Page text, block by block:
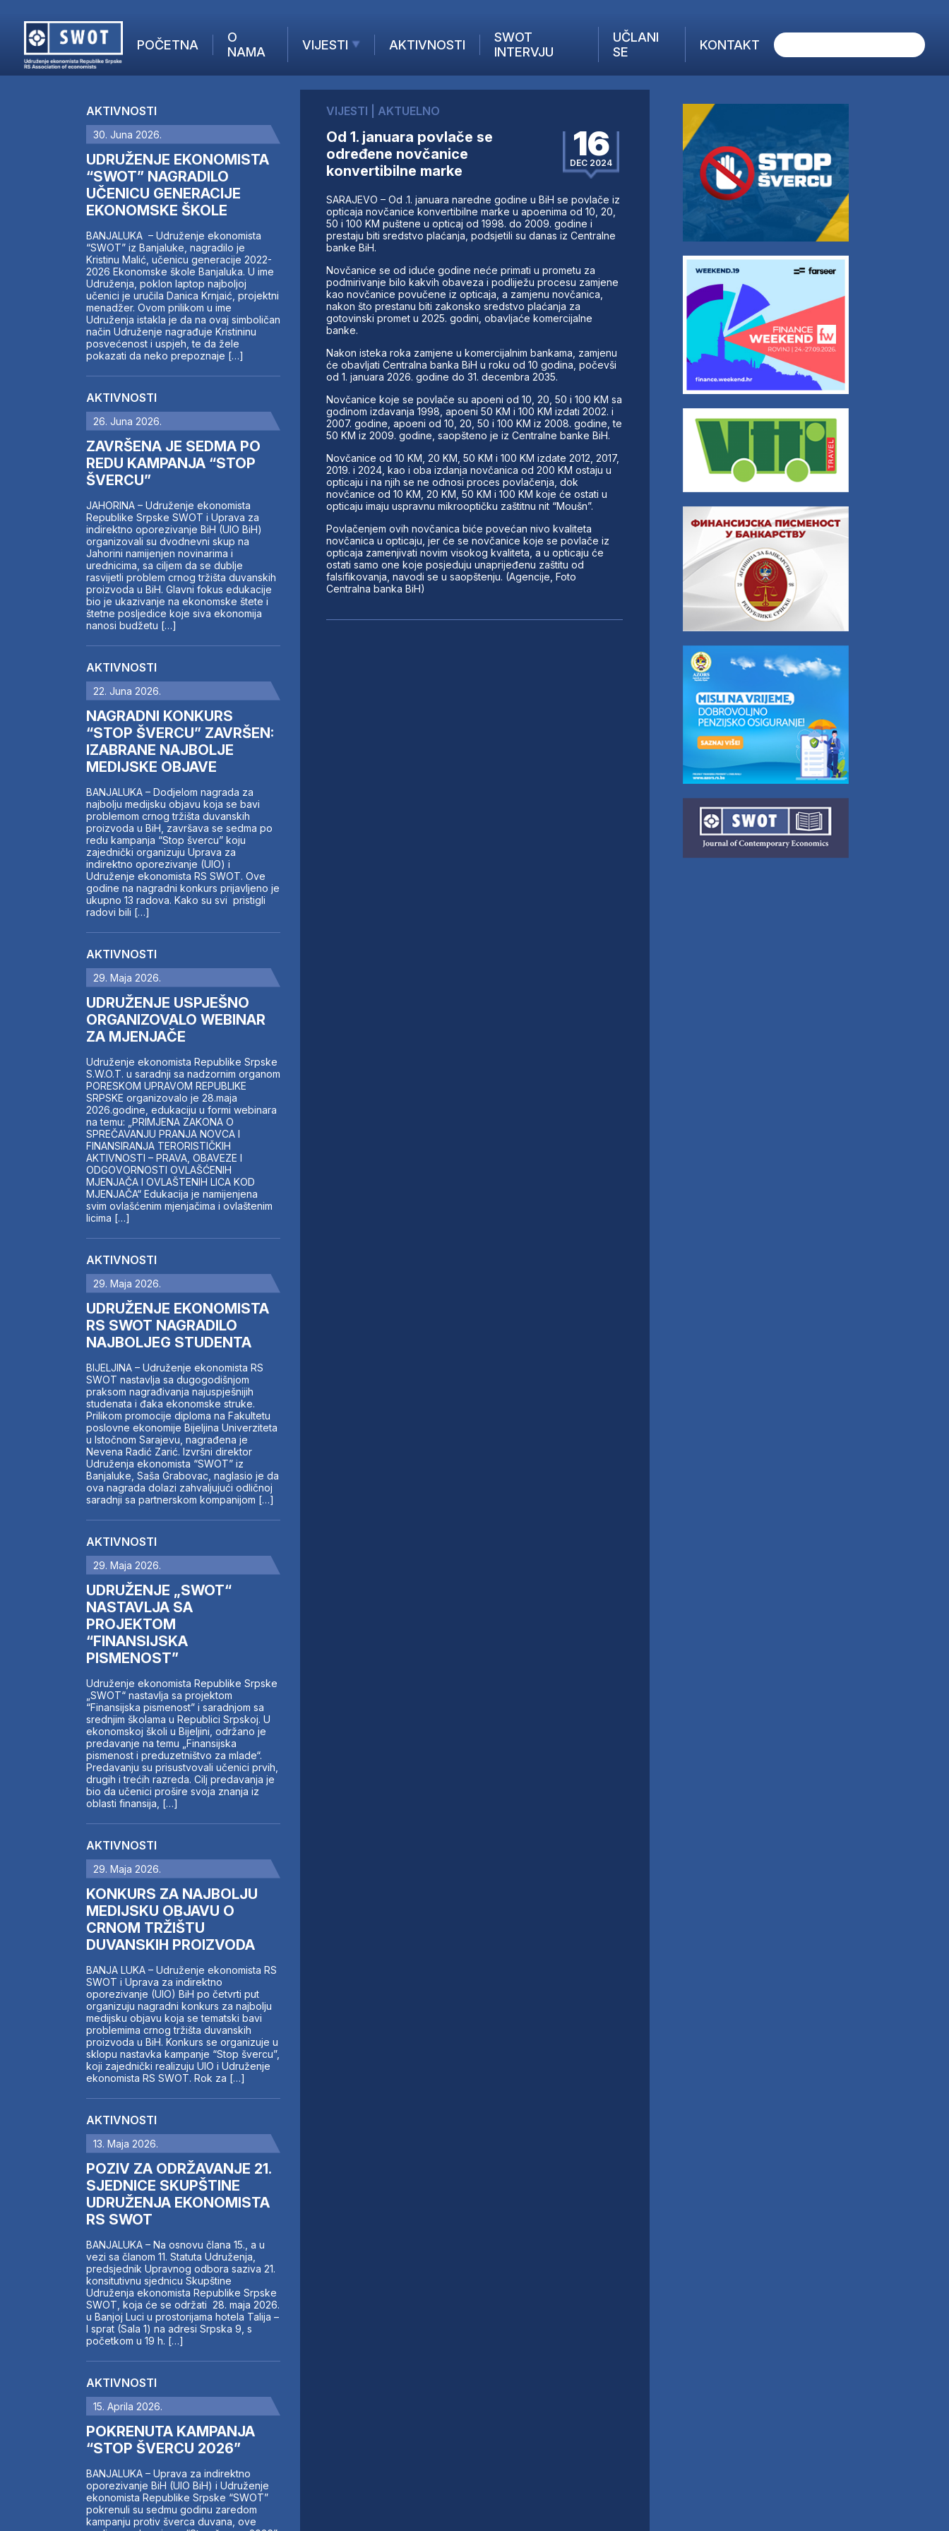
POČETNA
O
NAMA
VIJESTI
AKTUELNO
KOMPANIJE
FINANSIJE
IZ STRANIH MEDIJA
AKTIVNOSTI
SWOT
INTERVJU
UČLANI
SE
KONTAKT
AKTUELNO
ANALIZE
KOMPANIJE
FINANSIJE
IZ STRANIH MEDIJA
AKTIVNOSTI
SWOT INTERVJU
UČLANI SE
KONTAKT
AKTIVNOSTI
30. Juna 2026.
UDRUŽENJE EKONOMISTA
“SWOT” NAGRADILO
UČENICU GENERACIJE
EKONOMSKE ŠKOLE
BANJALUKA – Udruženje ekonomista
“SWOT” iz Banjaluke, nagradilo je
Kristinu Malić, učenicu generacije 2022-
2026 Ekonomske škole Banjaluka. U ime
Udruženja, poklon laptop najboljoj
učenici je uručila Danica Krnjaić, projektni
menadžer. Ovom prilikom u ime
Udruženja istakla je da na ovaj simboličan
način Udruženje nagrađuje Kristininu
posvećenost i uspjeh, te da žele
pokazati da neko prepoznaje […]
AKTIVNOSTI
26. Juna 2026.
ZAVRŠENA JE SEDMA PO
REDU KAMPANJA “STOP
ŠVERCU”
JAHORINA – Udruženje ekonomista
Republike Srpske SWOT i Uprava za
indirektno oporezivanje BiH (UIO BiH)
organizovali su dvodnevni skup na
Jahorini namijenjen novinarima i
urednicima, sa ciljem da se dublje
rasvijetli problem crnog tržišta duvanskih
proizvoda u BiH. Glavni fokus edukacije
bio je ukazivanje na ekonomske štete i
štetne posljedice koje siva ekonomija
nanosi budžetu […]
AKTIVNOSTI
22. Juna 2026.
NAGRADNI KONKURS
“STOP ŠVERCU” ZAVRŠEN:
IZABRANE NAJBOLJE
MEDIJSKE OBJAVE
BANJALUKA – Dodjelom nagrada za
najbolju medijsku objavu koja se bavi
problemom crnog tržišta duvanskih
proizvoda u BiH, završava se sedma po
redu kampanja “Stop švercu” koju
zajednički organizuju Uprava za
indirektno oporezivanje (UIO) i
Udruženje ekonomista RS SWOT. Ove
godine na nagradni konkurs prijavljeno je
ukupno 13 radova. Kako su svi pristigli
radovi bili […]
AKTIVNOSTI
29. Maja 2026.
UDRUŽENJE USPJEŠNO
ORGANIZOVALO WEBINAR
ZA MJENJAČE
Udruženje ekonomista Republike Srpske
S.W.O.T. u saradnji sa nadzornim organom
PORESKOM UPRAVOM REPUBLIKE
SRPSKE organizovalo je 28.maja
2026.godine, edukaciju u formi webinara
na temu: „PRIMJENA ZAKONA O
SPREČAVANJU PRANJA NOVCA I
FINANSIRANJA TERORISTIČKIH
AKTIVNOSTI – PRAVA, OBAVEZE I
ODGOVORNOSTI OVLAŠĆENIH
MJENJAČA I OVLAŠTENIH LICA KOD
MJENJAČA“ Edukacija je namijenjena
svim ovlašćenim mjenjačima i ovlaštenim
licima […]
AKTIVNOSTI
29. Maja 2026.
UDRUŽENJE EKONOMISTA
RS SWOT NAGRADILO
NAJBOLJEG STUDENTA
BIJELJINA – Udruženje ekonomista RS
SWOT nastavlja sa dugogodišnjom
praksom nagrađivanja najuspješnijih
studenata i đaka ekonomske struke.
Prilikom promocije diploma na Fakultetu
poslovne ekonomije Bijeljina Univerziteta
u Istočnom Sarajevu, nagrađena je
Nevena Radić Zarić. Izvršni direktor
Udruženja ekonomista “SWOT” iz
Banjaluke, Saša Grabovac, naglasio je da
ova nagrada dolazi zahvaljujući odličnoj
saradnji sa partnerskom kompanijom […]
AKTIVNOSTI
29. Maja 2026.
UDRUŽENJE „SWOT“
NASTAVLJA SA
PROJEKTOM
“FINANSIJSKA
PISMENOST”
Udruženje ekonomista Republike Srpske
„SWOT“ nastavlja sa projektom
“Finansijska pismenost” i saradnjom sa
srednjim školama u Republici Srpskoj. U
ekonomskoj školi u Bijeljini, održano je
predavanje na temu „Finansijska
pismenost i preduzetništvo za mlade“.
Predavanju su prisustvovali učenici prvih,
drugih i trećih razreda. Cilj predavanja je
bio da učenici prošire svoja znanja iz
oblasti finansija, […]
AKTIVNOSTI
29. Maja 2026.
KONKURS ZA NAJBOLJU
MEDIJSKU OBJAVU O
CRNOM TRŽIŠTU
DUVANSKIH PROIZVODA
BANJA LUKA – Udruženje ekonomista RS
SWOT i Uprava za indirektno
oporezivanje (UIO) BiH po četvrti put
organizuju nagradni konkurs za najbolju
medijsku objavu koja se tematski bavi
problemima crnog tržišta duvanskih
proizvoda u BiH. Konkurs se organizuje u
sklopu nastavka kampanje “Stop švercu”,
koji zajednički realizuju UIO i Udruženje
ekonomista RS SWOT. Rok za […]
AKTIVNOSTI
13. Maja 2026.
POZIV ZA ODRŽAVANJE 21.
SJEDNICE SKUPŠTINE
UDRUŽENJA EKONOMISTA
RS SWOT
BANJALUKA – Na osnovu člana 15., a u
vezi sa članom 11. Statuta Udruženja,
predsjednik Upravnog odbora saziva 21.
konsitutivnu sjednicu Skupštine
Udruženja ekonomista Republike Srpske
SWOT, koja će se održati 28. maja 2026.
u Banjoj Luci u prostorijama hotela Talija –
I sprat (Sala 1) na adresi Srpska 9, s
početkom u 19 h. […]
AKTIVNOSTI
15. Aprila 2026.
POKRENUTA KAMPANJA
“STOP ŠVERCU 2026”
BANJALUKA – Uprava za indirektno
oporezivanje BiH (UIO BiH) i Udruženje
ekonomista Republike Srpske “SWOT”
pokrenuli su sedmu godinu zaredom
kampanju protiv šverca duvana, ove
VIJESTI AKTUELNO
Od 1. januara povlače se
određene novčanice
konvertibilne marke
16
DEC 2024
SARAJEVO – Od .1. januara naredne godine u BiH se povlače iz
opticaja novčanice konvertibilne marke u apoenima od 10, 20,
50 i 100 KM puštene u opticaj od 1998. do 2009. godine i
prestaju biti sredstvo plaćanja, podsjetili su danas iz Centralne
banke BiH.
Novčanice se od iduće godine neće primati u prometu za
podmirivanje bilo kakvih obaveza i podliježu procesu zamjene
kao novčanice povučene iz opticaja, a zamjenu novčanica,
nakon što prestanu biti zakonsko sredstvo plaćanja za
gotovinski promet u 2025. godini, obavljaće komercijalne
banke.
Nakon isteka roka zamjene u komercijalnim bankama, zamjenu
će obavljati Centralna banka BiH u roku od 10 godina, počevši
od 1. januara 2026. godine do 31. decembra 2035.
Novčanice koje se povlače su apoeni od 10, 20, 50 i 100 KM sa
godinom izdavanja 1998, apoeni 50 KM i 100 KM izdati 2002. i
2007. godine, apoeni od 10, 20, 50 i 100 KM iz 2008. godine, te
50 KM iz 2009. godine, saopšteno je iz Centralne banke BiH.
Novčanice od 10 KM, 20 KM, 50 KM i 100 KM izdate 2012, 2017,
2019. i 2024, kao i oba izdanja novčanica od 200 KM ostaju u
opticaju i na njih se ne odnosi proces povlačenja, dok
novčanice od 10 KM, 20 KM, 50 KM i 100 KM koje će ostati u
opticaju imaju uspravnu mikrooptičku zaštitnu nit “Moušn”.
Povlačenjem ovih novčanica biće povećan nivo kvaliteta
novčanica u opticaju, jer će se novčanice koje se povlače iz
opticaja zamenjivati novim visokog kvaliteta, a u opticaju će
ostati samo one koje posjeduju unaprijeđenu zaštitu od
falsifikovanja, navodi se u saopštenju. (Agencije, Foto
Centralna banka BiH)